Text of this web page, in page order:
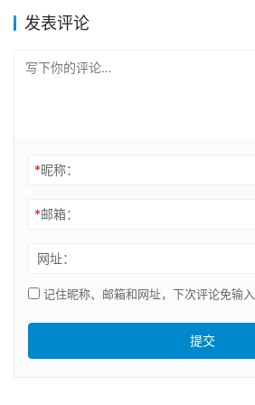
发表评论
*昵称：
*邮箱：
网址：
记住昵称、邮箱和网址，下次评论免输入
提交